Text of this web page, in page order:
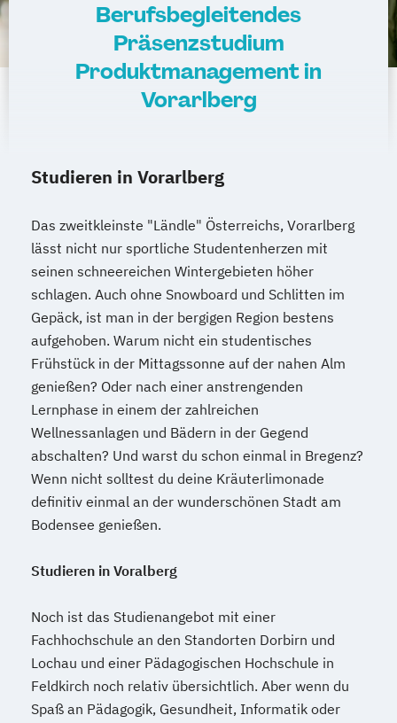
Berufsbegleitendes
Präsenzstudium
Produktmanagement in
Vorarlberg
Studieren in Vorarlberg
Das zweitkleinste "Ländle" Österreichs, Vorarlberg
lässt nicht nur sportliche Studentenherzen mit
seinen schneereichen Wintergebieten höher
schlagen. Auch ohne Snowboard und Schlitten im
Gepäck, ist man in der bergigen Region bestens
aufgehoben. Warum nicht ein studentisches
Frühstück in der Mittagssonne auf der nahen Alm
genießen? Oder nach einer anstrengenden
Lernphase in einem der zahlreichen
Wellnessanlagen und Bädern in der Gegend
abschalten? Und warst du schon einmal in Bregenz?
Wenn nicht solltest du deine Kräuterlimonade
definitiv einmal an der wunderschönen Stadt am
Bodensee genießen.
Studieren in Voralberg
Noch ist das Studienangebot mit einer
Fachhochschule an den Standorten Dorbirn und
Lochau und einer Pädagogischen Hochschule in
Feldkirch noch relativ übersichtlich. Aber wenn du
Spaß an Pädagogik, Gesundheit, Informatik oder